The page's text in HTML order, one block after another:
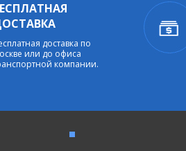
доставка по
или до офиса
компании.